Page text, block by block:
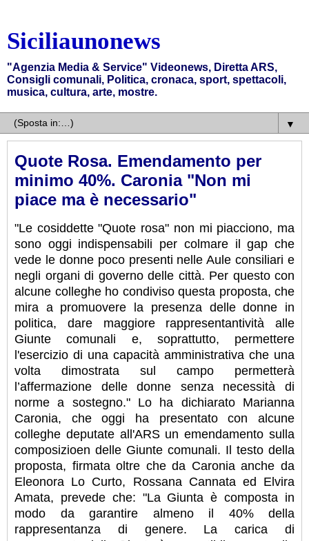
Siciliaunonews
"Agenzia Media & Service" Videonews, Diretta ARS,
Consigli comunali, Politica, cronaca, sport, spettacoli,
musica, cultura, arte, mostre.
▼
Quote Rosa. Emendamento per
minimo 40%. Caronia "Non mi
piace ma è necessario"
"Le cosiddette "Quote rosa" non mi piacciono, ma
sono oggi indispensabili per colmare il gap che
vede le donne poco presenti nelle Aule consiliari e
negli organi di governo delle città. Per questo con
alcune colleghe ho condiviso questa proposta, che
mira a promuovere la presenza delle donne in
politica, dare maggiore rappresentantività alle
Giunte comunali e, soprattutto, permettere
l'esercizio di una capacità amministrativa che una
volta dimostrata sul campo permetterà
l’affermazione delle donne senza necessità di
norme a sostegno." Lo ha dichiarato Marianna
Caronia, che oggi ha presentato con alcune
colleghe deputate all'ARS un emendamento sulla
composizioen delle Giunte comunali. Il testo della
proposta, firmata oltre che da Caronia anche da
Eleonora Lo Curto, Rossana Cannata ed Elvira
Amata, prevede che: "La Giunta è composta in
modo da garantire almeno il 40% della
rappresentanza di genere. La carica di